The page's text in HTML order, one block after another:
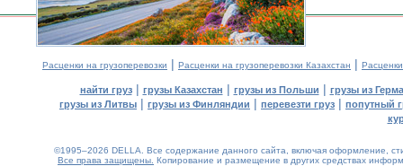
Расценки на грузоперевозки | Расценки на грузоперевозки Казахстан |
найти груз| грузы Казахстан | грузы из Польши | грузы из
грузы из Литвы | грузы из Финляндии | перевезти груз | попутный
©1995–2026 DELLA. Все содержание данного сайта, включая оформление,
Все права защищены. Копирование и размещение в других средствах